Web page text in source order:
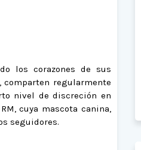
los corazones de sus
comparten regularmente
nivel de discreción en
cuya mascota canina,
seguidores.